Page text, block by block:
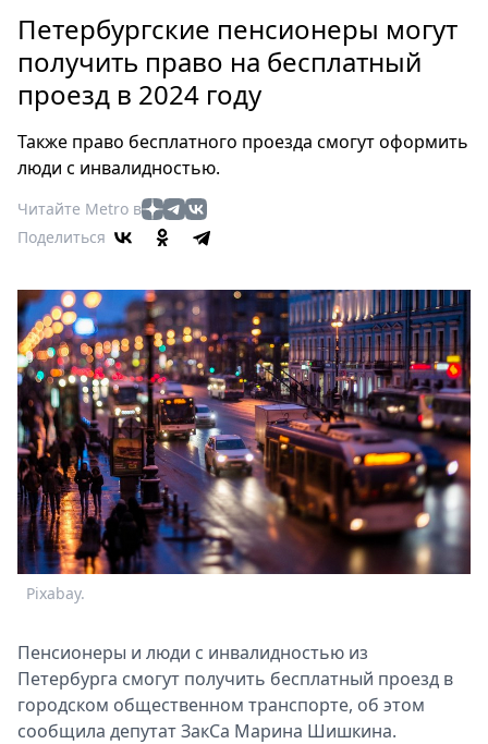
Россия
Мир
Здоровье
Туризм
Мода
Театр
Кино
Книги
Выставки
Пресс-
релизы
О
Metro
Стримы
Спецпроекты
Звезды
Выборы
Петербургские пенсионеры могут
получить право на бесплатный
проезд в 2024 году
Также право бесплатного проезда смогут оформить
люди с инвалидностью.
Читайте Metro в
Поделиться
Pixabay.
Пенсионеры и люди с инвалидностью из
Петербурга смогут получить бесплатный проезд в
городском общественном транспорте, об этом
сообщила депутат ЗакСа Марина Шишкина.